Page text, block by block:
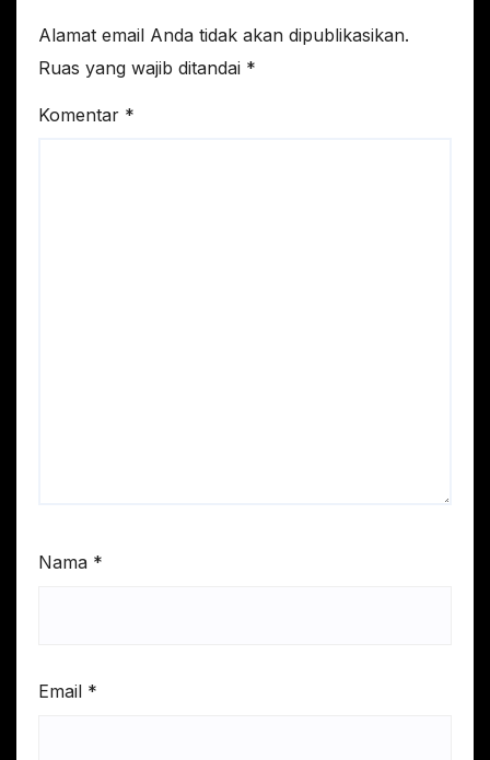
Alamat email Anda tidak akan dipublikasikan.
Ruas yang wajib ditandai *
Komentar *
Nama *
Email *